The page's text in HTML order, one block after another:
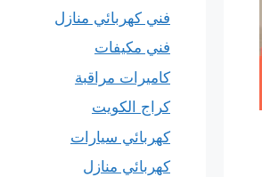
فني كهربائي منازل
فني مكيفات
كاميرات مراقبة
كراج الكويت
كهربائي سيارات
كهربائي منازل